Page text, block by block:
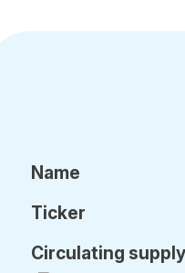
Name
Ticker
Circulating supply